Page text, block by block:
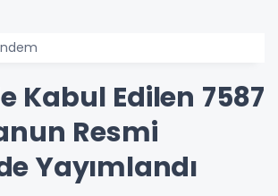
Kabul Edilen 7587
Resmi
Yayımlandı